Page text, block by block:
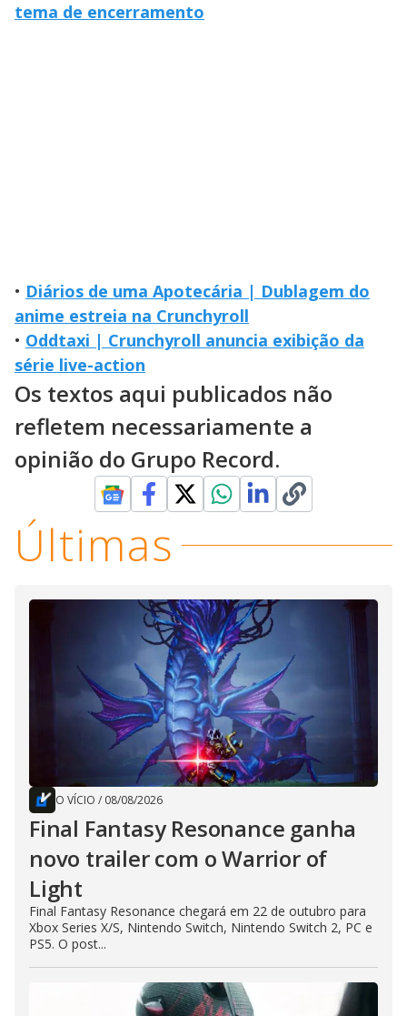
tema de encerramento
• Diários de uma Apotecária | Dublagem do
anime estreia na Crunchyroll
• Oddtaxi | Crunchyroll anuncia exibição da
série live-action
Os textos aqui publicados não
refletem necessariamente a
opinião do Grupo Record.
Últimas
O VÍCIO / 08/08/2026
Final Fantasy Resonance ganha
novo trailer com o Warrior of
Light
Final Fantasy Resonance chegará em 22 de outubro para
Xbox Series X/S, Nintendo Switch, Nintendo Switch 2, PC e
PS5. O post...